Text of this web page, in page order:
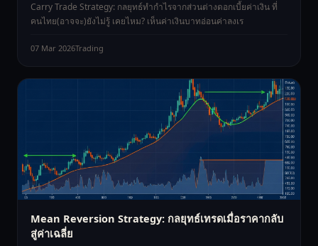
Carry Trade Strategy: กลยุทธ์ทำกำไรจากส่วนต่างดอกเบี้ยค่าเงิน ที่
คนไทย(อาจจะ)ยังไม่รู้ เคยไหม? เห็นค่าเงินบาทอ่อนค่าลงเร
07 Mar 2026Trading
Mean Reversion Strategy: กลยุทธ์เทรดเมื่อราคากลับ
สู่ค่าเฉลี่ย